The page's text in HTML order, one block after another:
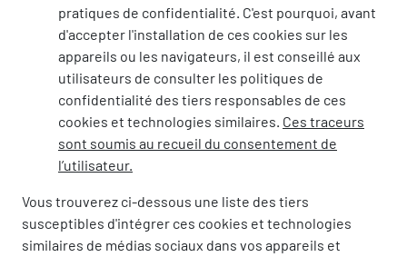
pratiques de confidentialité. C'est pourquoi, avant
d'accepter l'installation de ces cookies sur les
appareils ou les navigateurs, il est conseillé aux
utilisateurs de consulter les politiques de
confidentialité des tiers responsables de ces
cookies et technologies similaires. Ces traceurs
sont soumis au recueil du consentement de
l’utilisateur.
Vous trouverez ci-dessous une liste des tiers
susceptibles d'intégrer ces cookies et technologies
similaires de médias sociaux dans vos appareils et